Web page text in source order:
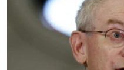
VIDEO
FOTOQALEREYA
RADIO ARXIV
AZƏRBAYCAN ƏDƏBIYYATI
HAQQIMIZDA